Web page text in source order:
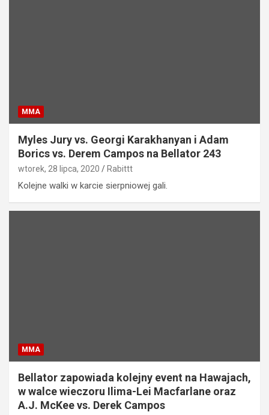
MMA
Myles Jury vs. Georgi Karakhanyan i Adam
Borics vs. Derem Campos na Bellator 243
wtorek, 28 lipca, 2020 Rabittt
Kolejne walki w karcie sierpniowej gali.
MMA
Bellator zapowiada kolejny event na Hawajach,
w walce wieczoru Ilima-Lei Macfarlane oraz
A.J. McKee vs. Derek Campos